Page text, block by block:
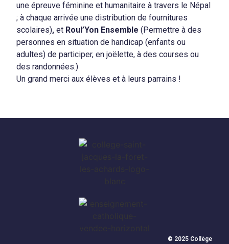
une épreuve féminine et humanitaire à travers le Népal
; à chaque arrivée une distribution de fournitures
scolaires), et Roul’Yon Ensemble (Permettre à des
personnes en situation de handicap (enfants ou
adultes) de participer, en joëlette, à des courses ou
des randonnées.)
Un grand merci aux élèves et à leurs parrains !
© 2025 Collège